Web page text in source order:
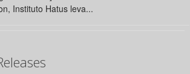
Instituto Hatus leva...